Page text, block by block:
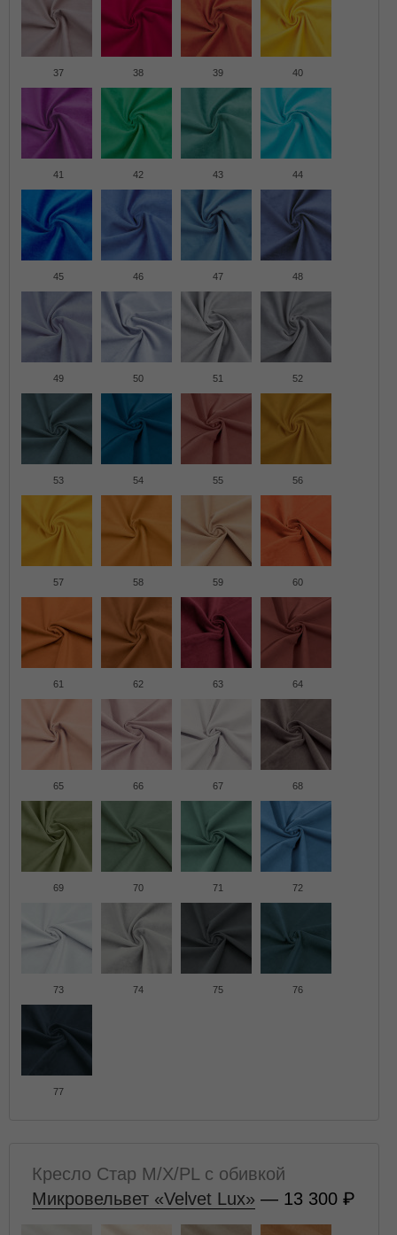
37 38 39 40
41 42 43 44
45 46 47 48
49 50 51 52
53 54 55 56
57 58 59 60
61 62 63 64
65 66 67 68
69 70 71 72
73 74 75 76
77
Кресло Стар M/X/PL с обивкой
Микровельвет «Velvet Lux» — 13 300